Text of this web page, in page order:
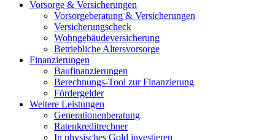
Vorsorge & Versicherungen
Vorsorgeberatung & Versicherungen
Versicherungscheck
Wohngebäudeversicherung
Betriebliche Altersvorsorge
Finanzierungen
Baufinanzierungen
Berechnungs-Tool zur Finanzierung
Fördergelder
Weitere Leistungen
Generationenberatung
Ratenkreditrechner
In physisches Gold investieren